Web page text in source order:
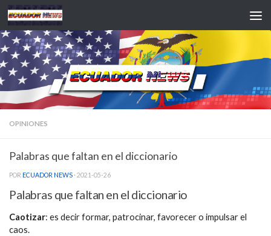
Saltar al contenido
OPINIONES
Palabras que faltan en el diccionario
POR ECUADOR NEWS · 2021-05-26
Palabras que faltan en el diccionario
Caotizar: es decir formar, patrocinar, favorecer o impulsar el
caos.